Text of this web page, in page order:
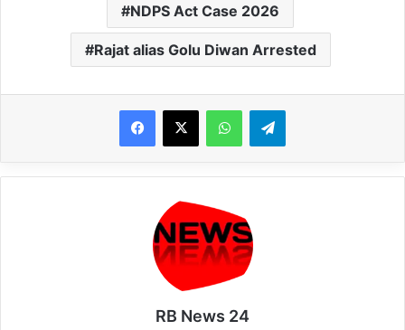
NDPS Act Case 2026
Rajat alias Golu Diwan Arrested
WhatsAppTelegram
RB News 24